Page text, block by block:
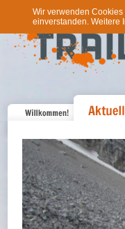
Wir verwenden
einverstanden. Weitere